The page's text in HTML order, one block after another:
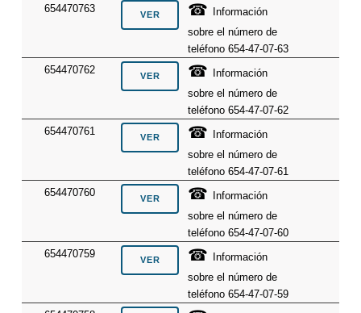
654470763
☎
Información
sobre el número de
teléfono 654-47-07-63
654470762
☎
Información
sobre el número de
teléfono 654-47-07-62
654470761
☎
Información
sobre el número de
teléfono 654-47-07-61
654470760
☎
Información
sobre el número de
teléfono 654-47-07-60
654470759
☎
Información
sobre el número de
teléfono 654-47-07-59